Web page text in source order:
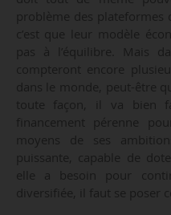
problème des
c’est que leur modèle
pas à l’équilibre. Mais
compteront encore
dans le monde, peut-être
toute façon, il va bien
financement pérenne
moyens de ses
puissante, capable de
elle a besoin pour
diversifiée, il faut se poser